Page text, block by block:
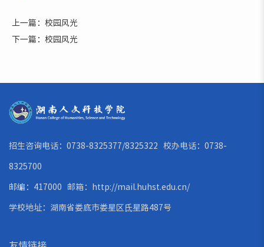
上一篇：校园风光
下一篇：校园风光
招生咨询电话：0738-8325377/8325322 校办电话：0738-
8325700
邮编：417000 邮箱： http://mail.huhst.edu.cn/
学校地址：湖南省娄底市娄星区氐星路487号